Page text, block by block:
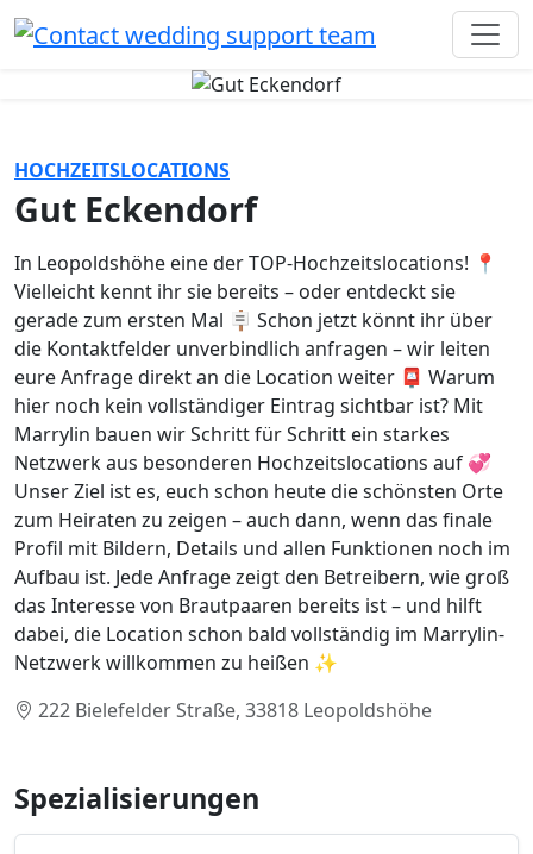
HOCHZEITSLOCATIONS
Gut Eckendorf
In Leopoldshöhe eine der TOP-Hochzeitslocations! 📍
Vielleicht kennt ihr sie bereits – oder entdeckt sie
gerade zum ersten Mal 🪧 Schon jetzt könnt ihr über
die Kontaktfelder unverbindlich anfragen – wir leiten
eure Anfrage direkt an die Location weiter 📮 Warum
hier noch kein vollständiger Eintrag sichtbar ist? Mit
Marrylin bauen wir Schritt für Schritt ein starkes
Netzwerk aus besonderen Hochzeitslocations auf 💞
Unser Ziel ist es, euch schon heute die schönsten Orte
zum Heiraten zu zeigen – auch dann, wenn das finale
Profil mit Bildern, Details und allen Funktionen noch im
Aufbau ist. Jede Anfrage zeigt den Betreibern, wie groß
das Interesse von Brautpaaren bereits ist – und hilft
dabei, die Location schon bald vollständig im Marrylin-
Netzwerk willkommen zu heißen ✨
222 Bielefelder Straße, 33818 Leopoldshöhe
Spezialisierungen